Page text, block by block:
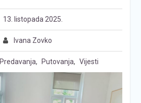
13. listopada 2025.
Ivana Zovko
Predavanja, Putovanja, Vijesti